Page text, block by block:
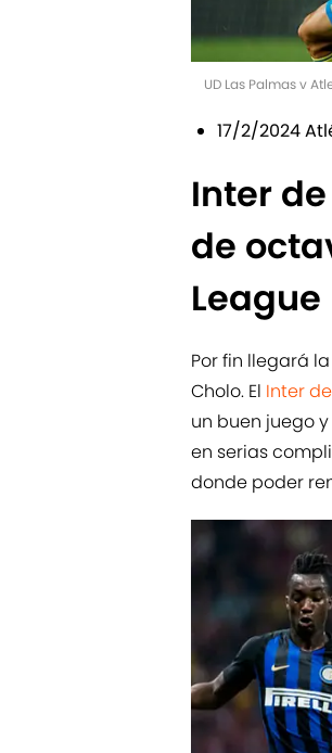
UD Las Palmas v
17/2/2024
Inter
de
League
Por fin llegará
Cholo. El Inter
un buen juego
en serias
donde poder